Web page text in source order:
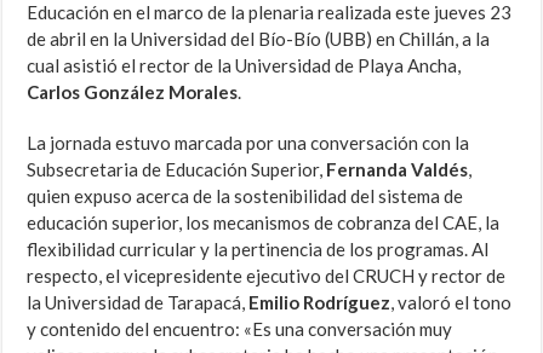
Educación en el marco de la plenaria realizada este jueves 23
de abril en la Universidad del Bío-Bío (UBB) en Chillán, a la
cual asistió el rector de la Universidad de Playa Ancha,
Carlos González Morales.
La jornada estuvo marcada por una conversación con la
Subsecretaria de Educación Superior, Fernanda Valdés,
quien expuso acerca de la sostenibilidad del sistema de
educación superior, los mecanismos de cobranza del CAE, la
flexibilidad curricular y la pertinencia de los programas. Al
respecto, el vicepresidente ejecutivo del CRUCH y rector de
la Universidad de Tarapacá, Emilio Rodríguez, valoró el tono
y contenido del encuentro: «Es una conversación muy